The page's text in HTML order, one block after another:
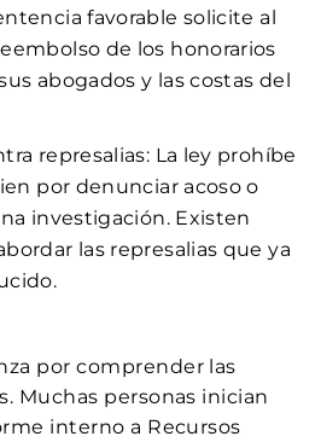
favorable solicite al
de los honorarios
abogados y las costas del
represalias: La ley prohíbe
por denunciar acoso o
investigación. Existen
las represalias que ya
por comprender las
Muchas personas inician
interno a Recursos